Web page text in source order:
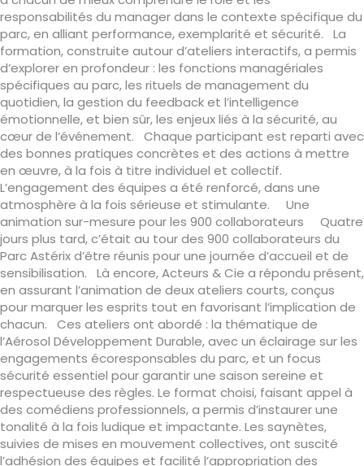
responsabilités du manager dans le contexte spécifique du
parc, en alliant performance, exemplarité et sécurité. La
formation, construite autour d’ateliers interactifs, a permis
d’explorer en profondeur : les fonctions managériales
spécifiques au parc, les rituels de management du
quotidien, la gestion du feedback et l’intelligence
émotionnelle, et bien sûr, les enjeux liés à la sécurité, au
cœur de l’événement. Chaque participant est reparti avec
des bonnes pratiques concrètes et des actions à mettre
en œuvre, à la fois à titre individuel et collectif.
L’engagement des équipes a été renforcé, dans une
atmosphère à la fois sérieuse et stimulante. Une
animation sur-mesure pour les 900 collaborateurs Quatre
jours plus tard, c’était au tour des 900 collaborateurs du
Parc Astérix d’être réunis pour une journée d’accueil et de
sensibilisation. Là encore, Acteurs & Cie a répondu présent,
en assurant l’animation de deux ateliers courts, conçus
pour marquer les esprits tout en favorisant l’implication de
chacun. Ces ateliers ont abordé : la thématique de
l’Aérosol Développement Durable, avec un éclairage sur les
engagements écoresponsables du parc, et un focus
sécurité essentiel pour garantir une saison sereine et
respectueuse des règles. Le format choisi, faisant appel à
des comédiens professionnels, a permis d’instaurer une
tonalité à la fois ludique et impactante. Les saynètes,
suivies de mises en mouvement collectives, ont suscité
l’adhésion des équipes et facilité l’appropriation des